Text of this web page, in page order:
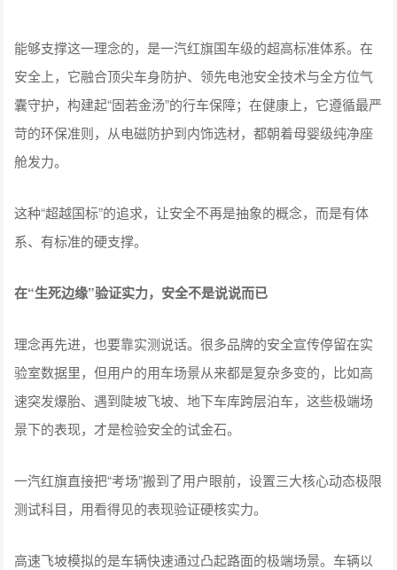
能够支撑这一理念的，是一汽红旗国车级的超高标准体系。在
安全上，它融合顶尖车身防护、领先电池安全技术与全方位气
囊守护，构建起“固若金汤”的行车保障；在健康上，它遵循最严
苛的环保准则，从电磁防护到内饰选材，都朝着母婴级纯净座
舱发力。
这种“超越国标”的追求，让安全不再是抽象的概念，而是有体
系、有标准的硬支撑。
在“生死边缘”验证实力，安全不是说说而已
理念再先进，也要靠实测说话。很多品牌的安全宣传停留在实
验室数据里，但用户的用车场景从来都是复杂多变的，比如高
速突发爆胎、遇到陡坡飞坡、地下车库跨层泊车，这些极端场
景下的表现，才是检验安全的试金石。
一汽红旗直接把“考场”搬到了用户眼前，设置三大核心动态极限
测试科目，用看得见的表现验证硬核实力。
高速飞坡模拟的是车辆快速通过凸起路面的极端场景。车辆以